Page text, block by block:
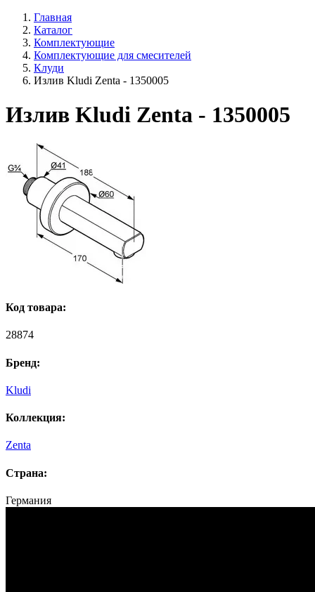
Главная
Каталог
Комплектующие
Комплектующие для смесителей
Клуди
Излив Kludi Zenta - 1350005
Излив Kludi Zenta - 1350005
Код товара:
28874
Бренд:
Kludi
Коллекция:
Zenta
Страна:
Германия